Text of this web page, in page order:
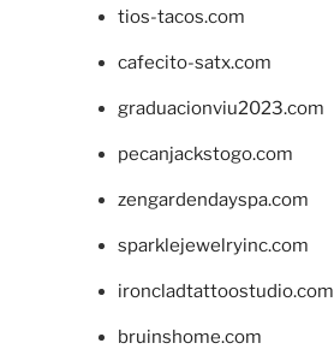
tios-tacos.com
cafecito-satx.com
graduacionviu2023.com
pecanjackstogo.com
zengardendayspa.com
sparklejewelryinc.com
ironcladtattoostudio.com
bruinshome.com